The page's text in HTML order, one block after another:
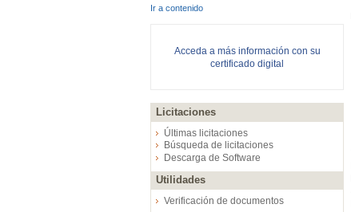
Ir a contenido
Acceda a más información con su
certificado digital
Licitaciones
Últimas licitaciones
Búsqueda de licitaciones
Descarga de Software
Utilidades
Verificación de documentos